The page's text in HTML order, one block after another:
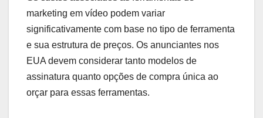
marketing em vídeo podem variar
significativamente com base no tipo de ferramenta
e sua estrutura de preços. Os anunciantes nos
EUA devem considerar tanto modelos de
assinatura quanto opções de compra única ao
orçar para essas ferramentas.